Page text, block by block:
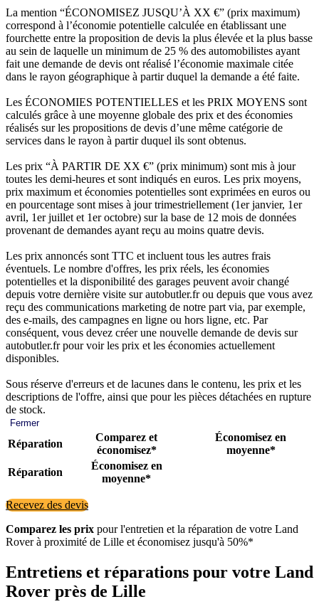
La mention “ÉCONOMISEZ JUSQU’À XX €” (prix maximum)
correspond à l’économie potentielle calculée en établissant une
fourchette entre la proposition de devis la plus élevée et la plus basse
au sein de laquelle un minimum de 25 % des automobilistes ayant
fait une demande de devis ont réalisé l’économie maximale citée
dans le rayon géographique à partir duquel la demande a été faite.
Les ÉCONOMIES POTENTIELLES et les PRIX MOYENS sont
calculés grâce à une moyenne globale des prix et des économies
réalisés sur les propositions de devis d’une même catégorie de
services dans le rayon à partir duquel ils sont obtenus.
Les prix “À PARTIR DE XX €” (prix minimum) sont mis à jour
toutes les demi-heures et sont indiqués en euros. Les prix moyens,
prix maximum et économies potentielles sont exprimées en euros ou
en pourcentage sont mises à jour trimestriellement (1er janvier, 1er
avril, 1er juillet et 1er octobre) sur la base de 12 mois de données
provenant de demandes ayant reçu au moins quatre devis.
Les prix annoncés sont TTC et incluent tous les autres frais
éventuels. Le nombre d'offres, les prix réels, les économies
potentielles et la disponibilité des garages peuvent avoir changé
depuis votre dernière visite sur autobutler.fr ou depuis que vous avez
reçu des communications marketing de notre part via, par exemple,
des e-mails, des campagnes en ligne ou hors ligne, etc. Par
conséquent, vous devez créer une nouvelle demande de devis sur
autobutler.fr pour voir les prix et les économies actuellement
disponibles.
Sous réserve d'erreurs et de lacunes dans le contenu, les prix et les
descriptions de l'offre, ainsi que pour les pièces détachées en rupture
de stock.
Fermer
Réparation
Comparez et
économisez*
Économisez en
moyenne*
Réparation
Économisez en
moyenne*
Recevez des devis
Comparez les prix pour l'entretien et la réparation de votre Land
Rover à proximité de Lille et économisez jusqu'à 50%*
Entretiens et réparations pour votre Land
Rover près de Lille